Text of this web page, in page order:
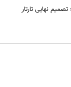
نهایی تارتار